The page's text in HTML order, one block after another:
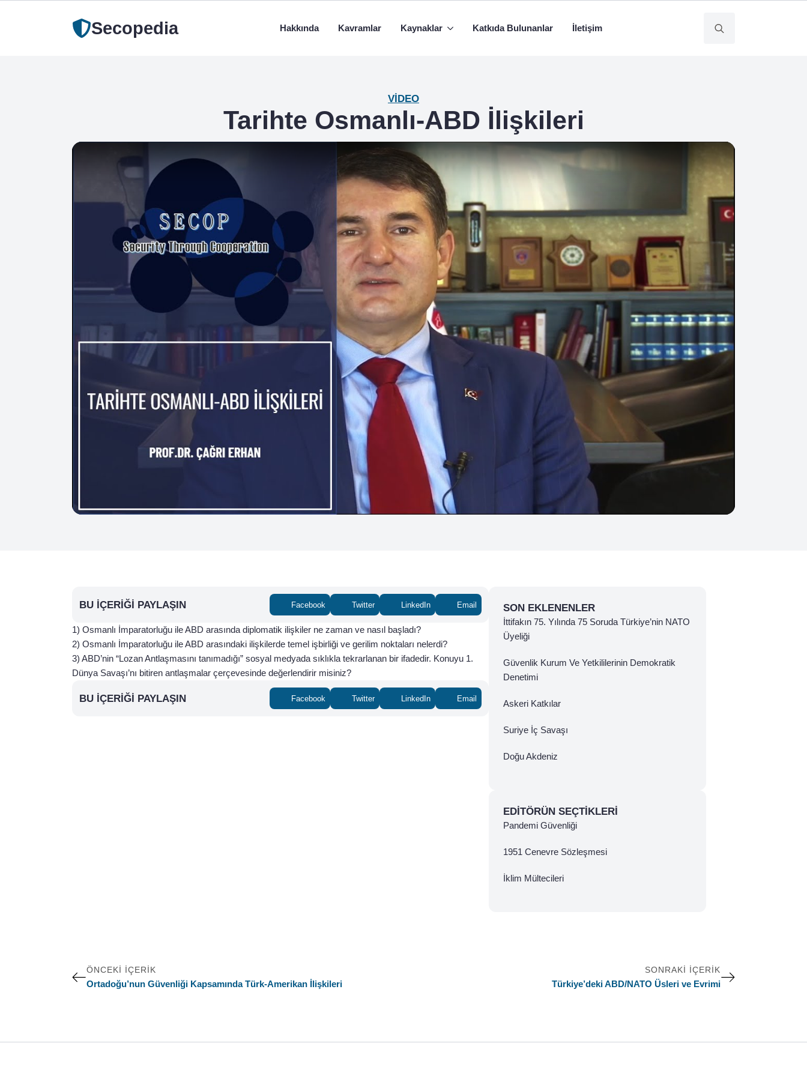
Secopedia Hakkında Kavramlar Kaynaklar Katkıda Bulunanlar İletişim
VIDEO
Tarihte Osmanlı-ABD İlişkileri
BU İÇERIĞI PAYLAŞIN Facebook Twitter LinkedIn Email
1) Osmanlı İmparatorluğu ile ABD arasında diplomatik ilişkiler ne zaman ve nasıl başladı?
2) Osmanlı İmparatorluğu ile ABD arasındaki ilişkilerde temel işbirliği ve gerilim noktaları nelerdi?
3) ABD’nin “Lozan Antlaşmasını tanımadığı” sosyal medyada sıklıkla tekrarlanan bir ifadedir. Konuyu 1.
Dünya Savaşı’nı bitiren antlaşmalar çerçevesinde değerlendirir misiniz?
BU İÇERIĞI PAYLAŞIN Facebook Twitter LinkedIn Email
SON EKLENENLER
İttifakın 75. Yılında 75 Soruda Türkiye’nin NATO
Üyeliği
Güvenlik Kurum Ve Yetkililerinin Demokratik
Denetimi
Askeri Katkılar
Suriye İç Savaşı
Doğu Akdeniz
EDITÖRÜN SEÇTIKLERI
Pandemi Güvenliği
1951 Cenevre Sözleşmesi
İklim Mültecileri
ÖNCEKI İÇERIK
Ortadoğu’nun Güvenliği Kapsamında Türk-Amerikan İlişkileri
SONRAKI İÇERIK
Türkiye’deki ABD/NATO Üsleri ve Evrimi